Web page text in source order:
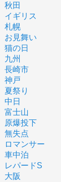
秋田
イギリス
札幌
お見舞い
猫の日
九州
長崎市
神戸
夏祭り
中日
富士山
原爆投下
無失点
ロマンサー
車中泊
レパードS
大阪